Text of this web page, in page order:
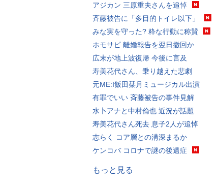
アジカン 三原重夫さんを追悼
斉藤被告に「多目的トイレ以下」
みな実を守った? 粋な行動に称賛
ホモサピ 離婚報告を翌日撤回か
広末が地上波復帰 今後に言及
寿美花代さん、乗り越えた悲劇
元ME:I飯田栞月ミュージカル出演
有罪でいい 斉藤被告の事件見解
水卜アナと中村倫也 近況が話題
寿美花代さん死去 息子2人が追悼
志らく コア層との溝深まるか
ケンコバ コロナで謎の後遺症
もっと見る